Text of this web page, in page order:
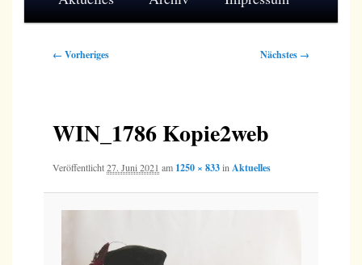
Bilder-
← Vorheriges Nächstes →
WIN_1786 Kopie2web
Veröffentlicht27. Juni 2021 am 1250 × 833in Aktuelles